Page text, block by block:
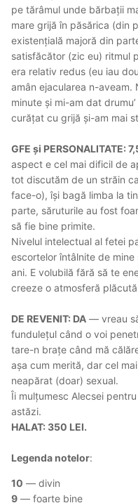
pe tărâmul unde bărbații
mare grijă în păsărica (din
existențială majoră din
satisfăcător (zic eu) ritmul
era relativ redus (eu iau
amân ejacularea n-
minute și mi-am dat
curățat cu grijă și-am mai
GFE și PERSONALITATE:
aspect e cel mai dificil de
tot discutăm de un străin
face-o), își bagă limba la
parte, săruturile au fost
să fie bine primite.
Nivelul intelectual al fetei
escortelor întâlnite de
ani. E volubilă fără să te
creeze o atmosferă
DE REVENIT: DA — vreau
fundulețul când o voi
tare-n brațe când mă
așa cum merită, dar cel
neapărat (doar) sexual.
Îi mulțumesc Alecsei
astăzi.
HALAT: 350 LEI.
Legenda notelor:
10 — divin
9 — foarte bine